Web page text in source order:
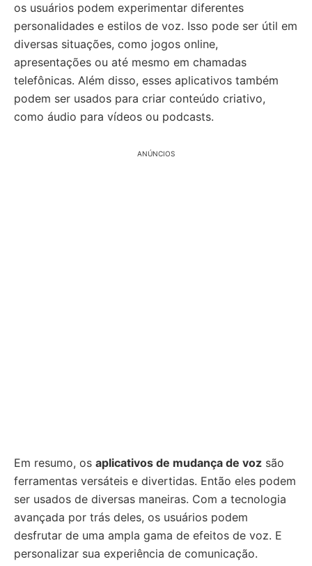
os usuários podem experimentar diferentes
personalidades e estilos de voz. Isso pode ser útil em
diversas situações, como jogos online,
apresentações ou até mesmo em chamadas
telefônicas. Além disso, esses aplicativos também
podem ser usados para criar conteúdo criativo,
como áudio para vídeos ou podcasts.
ANÚNCIOS
Em resumo, os aplicativos de mudança de voz são
ferramentas versáteis e divertidas. Então eles podem
ser usados de diversas maneiras. Com a tecnologia
avançada por trás deles, os usuários podem
desfrutar de uma ampla gama de efeitos de voz. E
personalizar sua experiência de comunicação.